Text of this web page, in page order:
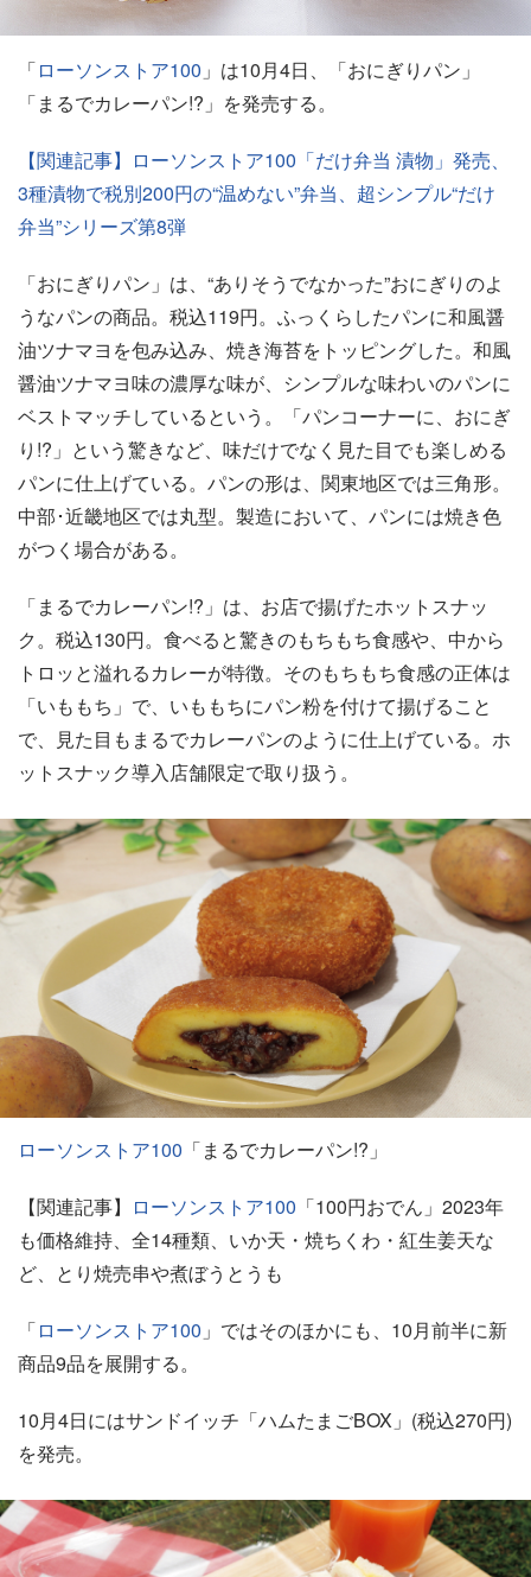
「ローソンストア100 」は10月4日、「おにぎりパン」
「まるでカレーパン!?」を発売する。
【関連記事】ローソンストア100「だけ弁当 漬物」発売、
3種漬物で税別200円の“温めない”弁当、超シンプル“だけ
弁当”シリーズ第8弾
「おにぎりパン」は、“ありそうでなかった”おにぎりのよ
うなパンの商品。税込119円。ふっくらしたパンに和風醤
油ツナマヨを包み込み、焼き海苔をトッピングした。和風
醤油ツナマヨ味の濃厚な味が、シンプルな味わいのパンに
ベストマッチしているという。「パンコーナーに、おにぎ
り!?」という驚きなど、味だけでなく見た目でも楽しめる
パンに仕上げている。パンの形は、関東地区では三角形。
中部･近畿地区では丸型。製造において、パンには焼き色
がつく場合がある。
「まるでカレーパン!?」は、お店で揚げたホットスナッ
ク。税込130円。食べると驚きのもちもち食感や、中から
トロッと溢れるカレーが特徴。そのもちもち食感の正体は
「いももち」で、いももちにパン粉を付けて揚げること
で、見た目もまるでカレーパンのように仕上げている。ホ
ットスナック導入店舗限定で取り扱う。
ローソンストア100 「まるでカレーパン!?」
【関連記事】 ローソンストア100 「100円おでん」2023年
も価格維持、全14種類、いか天・焼ちくわ・紅生姜天な
ど、とり焼売串や煮ぼうとうも
「ローソンストア100 」ではそのほかにも、10月前半に新
商品9品を展開する。
10月4日にはサンドイッチ「ハムたまごBOX」(税込270円)
を発売。